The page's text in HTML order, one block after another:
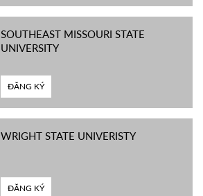
SOUTHEAST MISSOURI STATE
UNIVERSITY
ĐĂNG KÝ
WRIGHT STATE UNIVERISTY
ĐĂNG KÝ